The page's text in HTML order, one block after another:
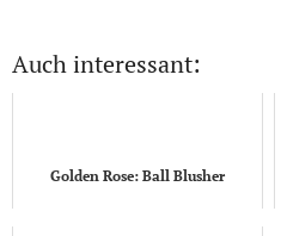
Auch interessant:
Golden Rose: Ball Blusher